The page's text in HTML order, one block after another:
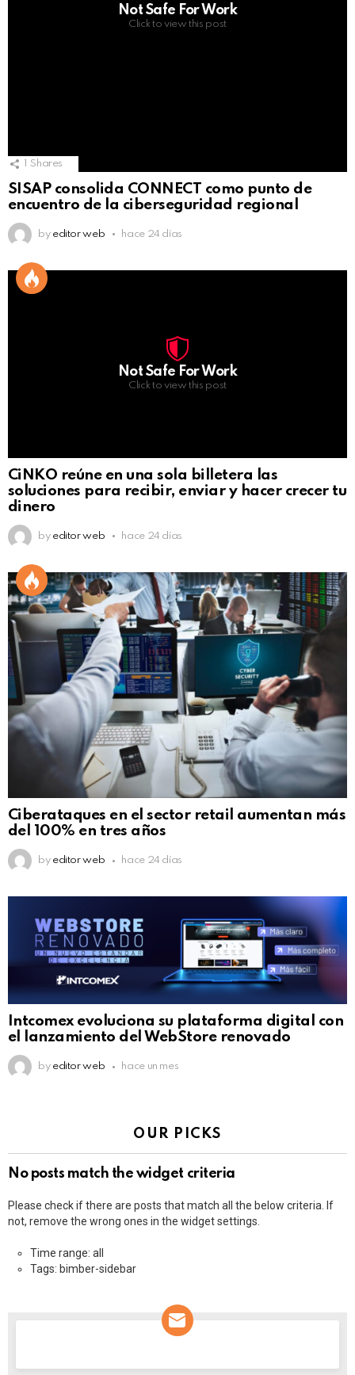
Not Safe For Work
Click to view this post
1 Shares
SISAP consolida CONNECT como punto de
encuentro de la ciberseguridad regional
by editor web hace 24 días
Not Safe For Work
Click to view this post
CiNKO reúne en una sola billetera las
soluciones para recibir, enviar y hacer crecer tu
dinero
by editor web hace 24 días
Ciberataques en el sector retail aumentan más
del 100% en tres años
by editor web hace 24 días
Intcomex evoluciona su plataforma digital con
el lanzamiento del WebStore renovado
by editor web hace un mes
OUR PICKS
No posts match the widget criteria
Please check if there are posts that match all the below criteria. If
not, remove the wrong ones in the widget settings.
Time range: all
Tags: bimber-sidebar